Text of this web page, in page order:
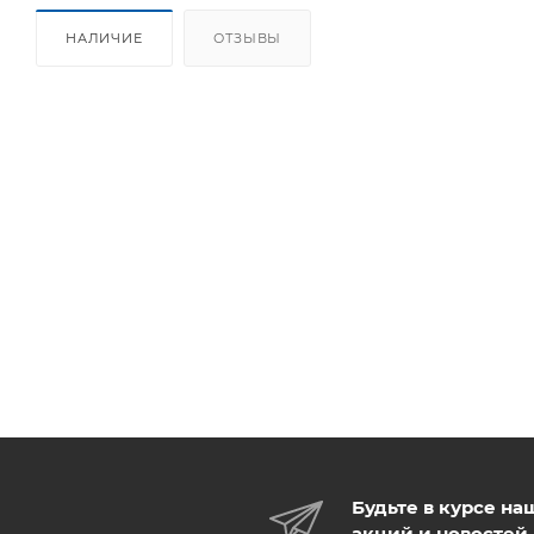
НАЛИЧИЕ ОТЗЫВЫ
Будьте в курсе